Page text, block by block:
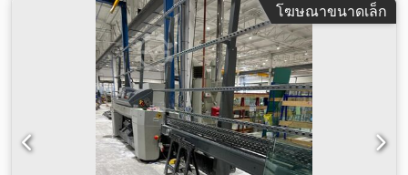
โฆษณาขนาดเล็ก